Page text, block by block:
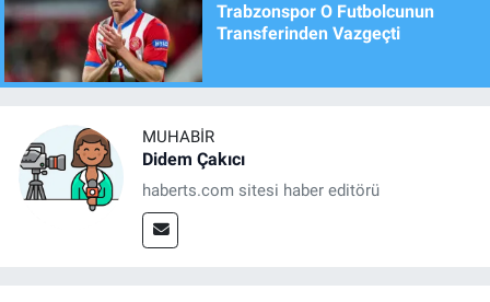
Trabzonspor O Futbolcunun
Transferinden Vazgeçti
MUHABIR
Didem Çakıcı
haberts.com sitesi haber editörü